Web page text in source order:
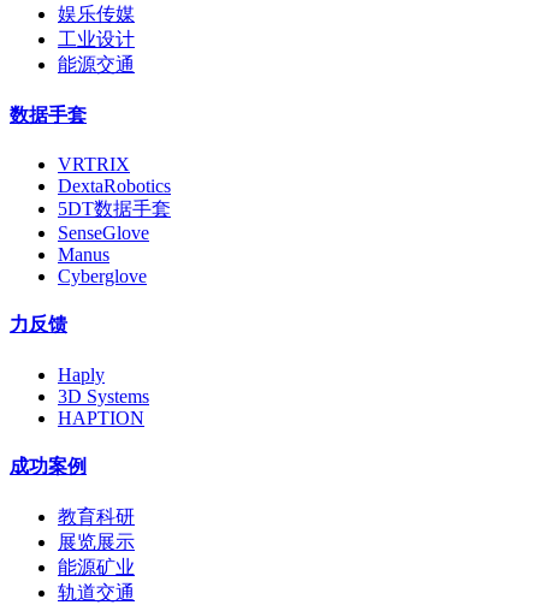
娱乐传媒
工业设计
能源交通
数据手套
VRTRIX
DextaRobotics
5DT数据手套
SenseGlove
Manus
Cyberglove
力反馈
Haply
3D Systems
HAPTION
成功案例
教育科研
展览展示
能源矿业
轨道交通